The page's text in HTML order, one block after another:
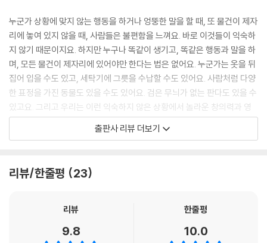
누군가 상황에 맞지 않는 행동을 하거나 엉뚱한 말을 할 때, 또 물건이 제자
리에 놓여 있지 않을 때, 사람들은 불편함을 느껴요. 바로 이것들이 익숙하
지 않기 때문이지요. 하지만 누구나 똑같이 생기고, 똑같은 행동과 말을 하
며, 모든 물건이 제자리에 있어야만 한다는 법은 없어요. 누군가는 옷을 뒤
집어 입을 수도 있고, 세탁기에 그릇을 수납할 수도 있어요. 사람처럼 다양
한 표정을 가진 동물도 있을 수도 있어요. 검은 무늬가 없는 판다도 있을 수
있고요. 그리고 우리는 이런 익숙하지 않은 상황에서 놀라운 창의력과 영
감을 얻게 된답니다.
던지지요.
‘만약, 고양이를 산책시키는 생쥐가 있다면, 이 생쥐와 고양이는 어떤 관계
가는 택시를 본다면?’, ‘테니스 선수가 공 대신 잘 익은 사과를 라켓으로 힘
출판사 리뷰 더보기
리뷰/한줄평 23
리뷰
9.8
한줄평
10.0